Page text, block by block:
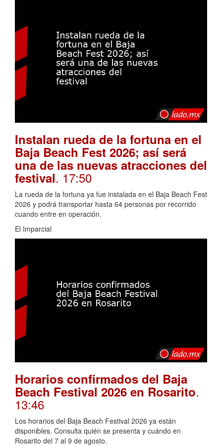
Instalan rueda de la fortuna en el
Baja Beach Fest 2026; así será
una de las nuevas atracciones del
festival. 17:50
La rueda de la fortuna ya fue instalada en el Baja Beach Fest
2026 y podrá transportar hasta 64 personas por recorrido
cuando entre en operación.
El Imparcial
Horarios confirmados del Baja
Beach Festival 2026 en Rosarito.
13:46
Los horarios del Baja Beach Festival 2026 ya están
disponibles. Consulta quién se presenta y cuándo en
Rosarito del 7 al 9 de agosto.